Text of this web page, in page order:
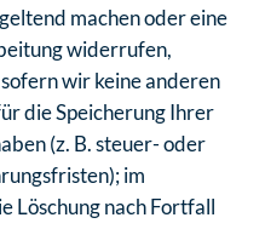
machen oder eine
widerrufen,
wir keine anderen
die Speicherung Ihrer
(z. B. steuer- oder
im
Löschung nach Fortfall